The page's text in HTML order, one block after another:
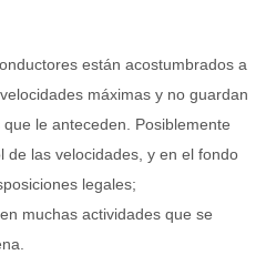
están acostumbrados a
máximas y no guardan
le anteceden. Posiblemente
de las velocidades, y en el fondo
legales;
muchas actividades que se